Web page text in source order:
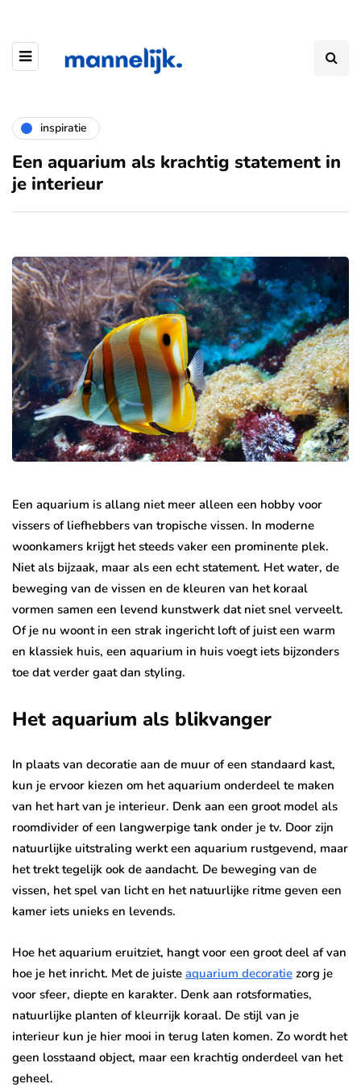
inspiratie
Een aquarium als krachtig statement in
je interieur
Een aquarium is allang niet meer alleen een hobby voor
vissers of liefhebbers van tropische vissen. In moderne
woonkamers krijgt het steeds vaker een prominente plek.
Niet als bijzaak, maar als een echt statement. Het water, de
beweging van de vissen en de kleuren van het koraal
vormen samen een levend kunstwerk dat niet snel verveelt.
Of je nu woont in een strak ingericht loft of juist een warm
en klassiek huis, een aquarium in huis voegt iets bijzonders
toe dat verder gaat dan styling.
Het aquarium als blikvanger
In plaats van decoratie aan de muur of een standaard kast,
kun je ervoor kiezen om het aquarium onderdeel te maken
van het hart van je interieur. Denk aan een groot model als
roomdivider of een langwerpige tank onder je tv. Door zijn
natuurlijke uitstraling werkt een aquarium rustgevend, maar
het trekt tegelijk ook de aandacht. De beweging van de
vissen, het spel van licht en het natuurlijke ritme geven een
kamer iets unieks en levends.
Hoe het aquarium eruitziet, hangt voor een groot deel af van
hoe je het inricht. Met de juiste aquarium decoratie zorg je
voor sfeer, diepte en karakter. Denk aan rotsformaties,
natuurlijke planten of kleurrijk koraal. De stijl van je
interieur kun je hier mooi in terug laten komen. Zo wordt het
geen losstaand object, maar een krachtig onderdeel van het
geheel.